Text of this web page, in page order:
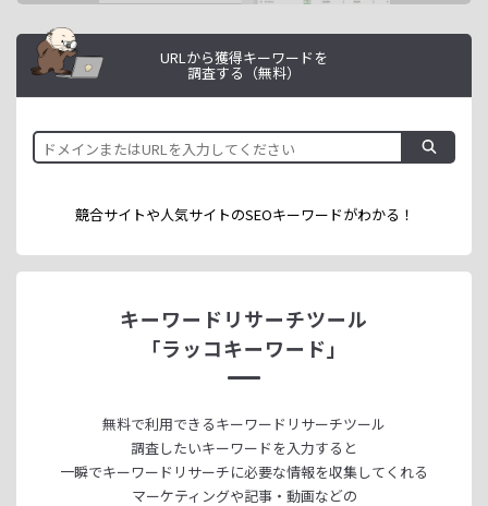
URLから獲得キーワードを
調査する（無料）
競合サイトや人気サイトのSEOキーワードがわかる！
キーワードリサーチツール
「ラッコキーワード」
無料で利用できるキーワードリサーチツール
調査したいキーワードを入力すると
一瞬でキーワードリサーチに必要な情報を収集してくれる
マーケティングや記事・動画などの